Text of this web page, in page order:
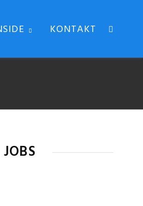
KONTAKT
JOBS